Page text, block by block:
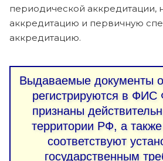
периодической аккредитации,
аккредитацию и первичную
аккредитацию.
Выдаваемые документы
регистрируются в
признаны
территории РФ, а
соответствуют
государственным